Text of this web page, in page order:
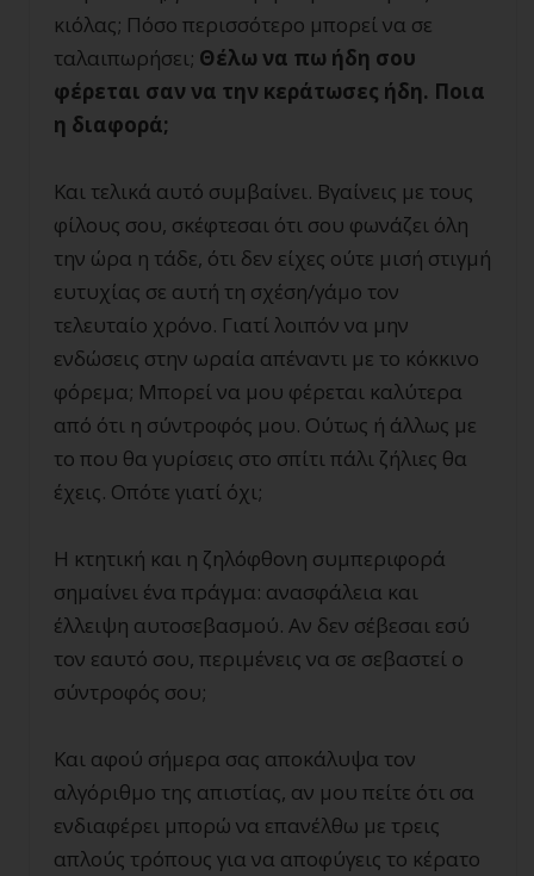
κιόλας; Πόσο περισσότερο μπορεί να σε
ταλαιπωρήσει; Θέλω να πω ήδη σου
φέρεται σαν να την κεράτωσες ήδη. Ποια
η διαφορά;
Και τελικά αυτό συμβαίνει. Βγαίνεις με τους
φίλους σου, σκέφτεσαι ότι σου φωνάζει όλη
την ώρα η τάδε, ότι δεν είχες ούτε μισή στιγμή
ευτυχίας σε αυτή τη σχέση/γάμο τον
τελευταίο χρόνο. Γιατί λοιπόν να μην
ενδώσεις στην ωραία απέναντι με το κόκκινο
φόρεμα; Μπορεί να μου φέρεται καλύτερα
από ότι η σύντροφός μου. Ούτως ή άλλως με
το που θα γυρίσεις στο σπίτι πάλι ζήλιες θα
έχεις. Οπότε γιατί όχι;
Η κτητική και η ζηλόφθονη συμπεριφορά
σημαίνει ένα πράγμα: ανασφάλεια και
έλλειψη αυτοσεβασμού. Αν δεν σέβεσαι εσύ
τον εαυτό σου, περιμένεις να σε σεβαστεί ο
σύντροφός σου;
Και αφού σήμερα σας αποκάλυψα τον
αλγόριθμο της απιστίας, αν μου πείτε ότι σα
ενδιαφέρει μπορώ να επανέλθω με τρεις
απλούς τρόπους για να αποφύγεις το κέρατο